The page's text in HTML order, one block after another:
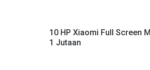
10 HP Xiaomi Full Screen
1 Jutaan